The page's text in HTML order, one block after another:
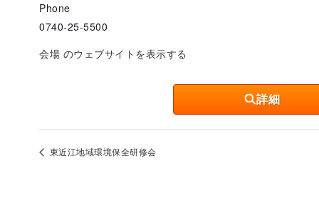
Phone
0740-25-5500
会場 のウェブサイトを表示する
詳細
東近江地域環境保全研修会